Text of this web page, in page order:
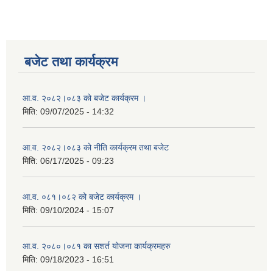
बजेट तथा कार्यक्रम
आ.व. २०८२।०८३ को बजेट कार्यक्रम ।
मिति: 09/07/2025 - 14:32
आ.व. २०८२।०८३ को नीति कार्यक्रम तथा बजेट
मिति: 06/17/2025 - 09:23
आ.व. ०८१।०८२ को बजेट कार्यक्रम ।
मिति: 09/10/2024 - 15:07
आ.व. २०८०।०८१ का सशर्त योजना कार्यक्रमहरु
मिति: 09/18/2023 - 16:51